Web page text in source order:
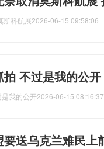
斯科航展2026-06-15 09:58:06
不过是我的公
我的公开2026-06-15 08:16:37
送乌克兰难民上